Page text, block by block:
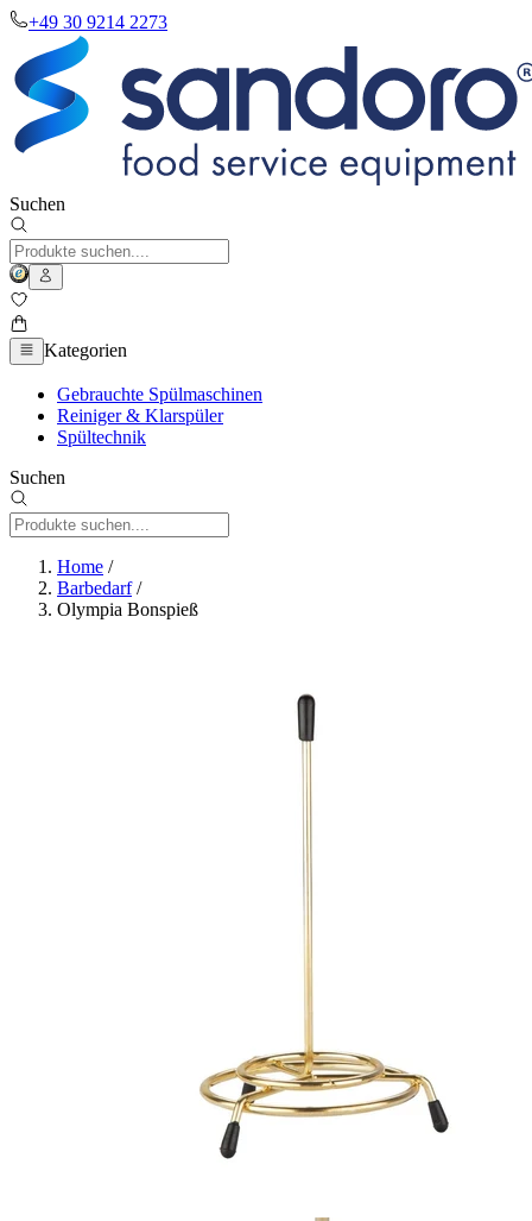
+49 30 9214 2273
Suchen
Kategorien
Gebrauchte Spülmaschinen
Reiniger & Klarspüler
Spültechnik
Suchen
Home /
Barbedarf/
Olympia Bonspieß